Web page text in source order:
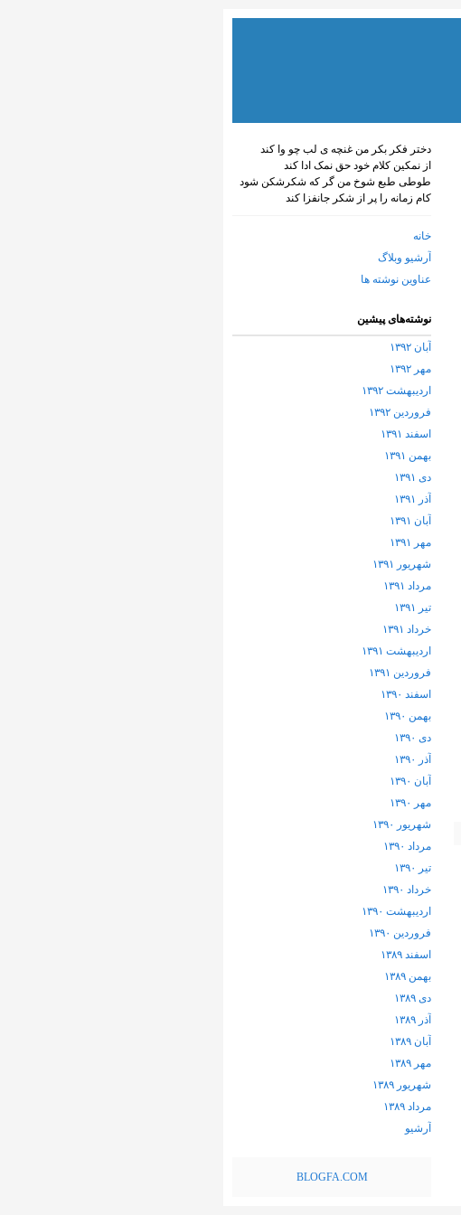
دختر فکر بکر من غنچه ی لب چو وا کند
از نمکین کلام خود حق نمک ادا کند
طوطی طبع شوخ من گر که شکرشکن شود
کام زمانه را پر از شکر جانفزا کند
خانه
آرشیو وبلاگ
عناوین نوشته ها
نوشته‌های پیشین
آبان ۱۳۹۲
مهر ۱۳۹۲
اردیبهشت ۱۳۹۲
فروردین ۱۳۹۲
اسفند ۱۳۹۱
بهمن ۱۳۹۱
دی ۱۳۹۱
آذر ۱۳۹۱
آبان ۱۳۹۱
مهر ۱۳۹۱
شهریور ۱۳۹۱
مرداد ۱۳۹۱
تیر ۱۳۹۱
خرداد ۱۳۹۱
اردیبهشت ۱۳۹۱
فروردین ۱۳۹۱
اسفند ۱۳۹۰
بهمن ۱۳۹۰
دی ۱۳۹۰
آذر ۱۳۹۰
آبان ۱۳۹۰
مهر ۱۳۹۰
شهریور ۱۳۹۰
مرداد ۱۳۹۰
تیر ۱۳۹۰
خرداد ۱۳۹۰
اردیبهشت ۱۳۹۰
فروردین ۱۳۹۰
اسفند ۱۳۸۹
بهمن ۱۳۸۹
دی ۱۳۸۹
آذر ۱۳۸۹
آبان ۱۳۸۹
مهر ۱۳۸۹
شهریور ۱۳۸۹
مرداد ۱۳۸۹
آرشيو
BLOGFA.COM